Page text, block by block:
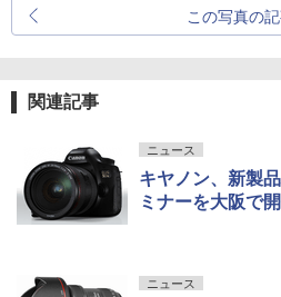
この写真の
関連記事
ニュース
キヤノン、新製
ミナーを大阪で
ニュース